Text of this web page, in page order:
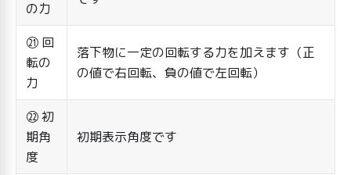
の力
㉑ 回
転の
力
落下物に一定の回転する力を加えます（正
の値で右回転、負の値で左回転）
㉒ 初
期角
度
初期表示角度です